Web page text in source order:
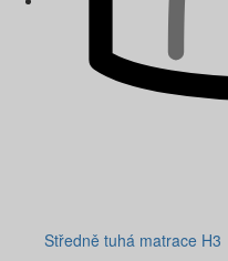
Středně tuhá matrace H3